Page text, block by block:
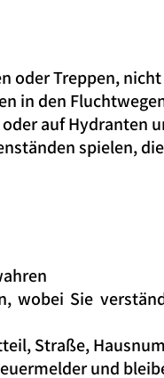
oder Treppen,
in den
auf Hydranten
spielen,
wobei Sie
Straße,
und